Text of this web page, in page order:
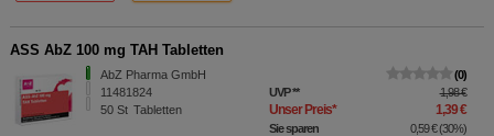
ASS AbZ 100 mg TAH Tabletten
AbZ Pharma GmbH
11481824
50 St Tabletten
0
UVP** 1,98 €
Unser Preis* 1,39 €
Sie sparen 0,59 €(30%)